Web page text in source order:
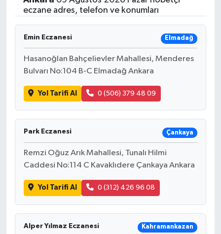
eczane adres, telefon ve konumları
Emin Eczanesi Elmadağ
Hasanoğlan Bahçelievler Mahallesi, Menderes
Bulvarı No:104 B-C Elmadağ Ankara
Yol Tarifi Al 0 (506) 379 48 09
Park Eczanesi Çankaya
Remzi Oğuz Arık Mahallesi, Tunalı Hilmi
Caddesi No:114 C Kavaklıdere Çankaya Ankara
Yol Tarifi Al 0 (312) 426 96 08
Alper Yılmaz Eczanesi Kahramankazan